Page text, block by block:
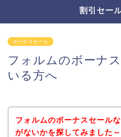
割引セー
ボーナスセール
フォルムのボーナ
いる方へ
フォルムのボーナスセール
がないかを探してみました～